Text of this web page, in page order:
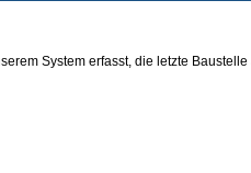
System erfasst, die letzte